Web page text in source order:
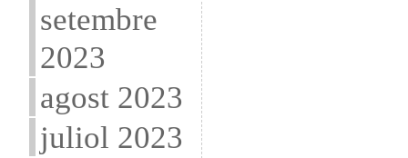
setembre
2023
agost 2023
juliol 2023